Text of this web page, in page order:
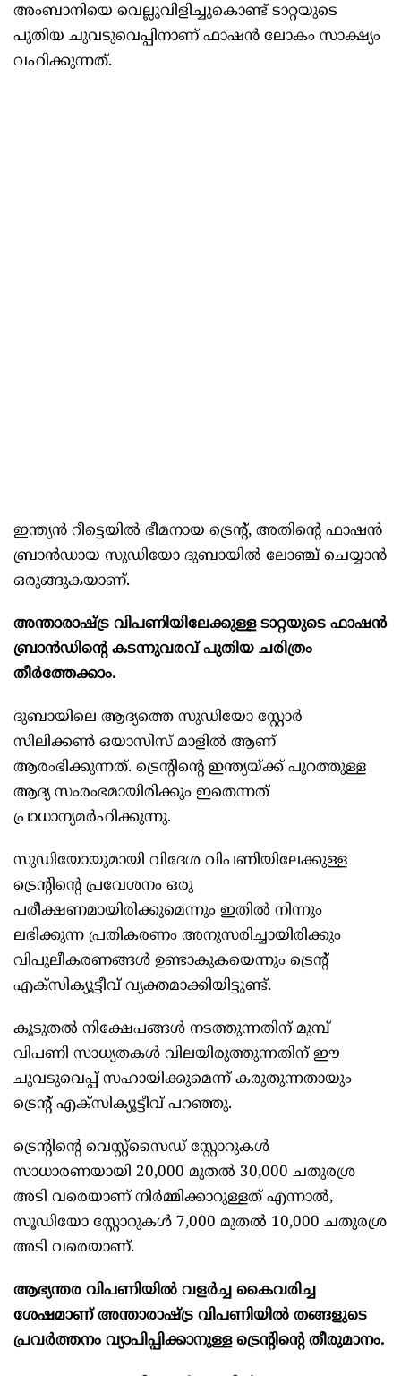
അംബാനിയെ വെല്ലുവിളിച്ചുകൊണ്ട് ടാറ്റയുടെ
പുതിയ ചുവടുവെപ്പിനാണ് ഫാഷൻ ലോകം സാക്ഷ്യം
വഹിക്കുന്നത്.
ഇന്ത്യൻ റീട്ടെയിൽ ഭീമനായ ട്രെൻ്റ്, അതിൻ്റെ ഫാഷൻ
ബ്രാൻഡായ സുഡിയോ ദുബായിൽ ലോഞ്ച് ചെയ്യാൻ
ഒരുങ്ങുകയാണ്.
അന്താരാഷ്ട്ര വിപണിയിലേക്കുള്ള ടാറ്റയുടെ ഫാഷൻ
ബ്രാൻഡിന്റെ കടന്നുവരവ് പുതിയ ചരിത്രം
തീർത്തേക്കാം.
ദുബായിലെ ആദ്യത്തെ സുഡിയോ സ്റ്റോർ
സിലിക്കൺ ഒയാസിസ് മാളിൽ ആണ്
ആരംഭിക്കുന്നത്. ട്രെൻ്റിൻ്റെ ഇന്ത്യയ്ക്ക് പുറത്തുള്ള
ആദ്യ സംരംഭമായിരിക്കും ഇതെന്നത്
പ്രാധാന്യമർഹിക്കുന്നു.
സുഡിയോയുമായി വിദേശ വിപണിയിലേക്കുള്ള
ട്രെൻ്റിൻ്റെ പ്രവേശനം ഒരു
പരീക്ഷണമായിരിക്കുമെന്നും ഇതിൽ നിന്നും
ലഭിക്കുന്ന പ്രതികരണം അനുസരിച്ചായിരിക്കും
വിപുലീകരണങ്ങൾ ഉണ്ടാകുകയെന്നും ട്രെൻ്റ്
എക്സിക്യൂട്ടീവ് വ്യക്തമാക്കിയിട്ടുണ്ട്.
കൂടുതൽ നിക്ഷേപങ്ങൾ നടത്തുന്നതിന് മുമ്പ്
വിപണി സാധ്യതകൾ വിലയിരുത്തുന്നതിന് ഈ
ചുവടുവെപ്പ് സഹായിക്കുമെന്ന് കരുതുന്നതായും
ട്രെൻ്റ് എക്സിക്യൂട്ടീവ് പറഞ്ഞു.
ട്രെൻ്റിൻ്റെ വെസ്റ്റ്സൈഡ് സ്റ്റോറുകൾ
സാധാരണയായി 20,000 മുതൽ 30,000 ചതുരശ്ര
അടി വരെയാണ് നിർമ്മിക്കാറുള്ളത് എന്നാൽ,
സൂഡിയോ സ്റ്റോറുകൾ 7,000 മുതൽ 10,000 ചതുരശ്ര
അടി വരെയാണ്.
ആഭ്യന്തര വിപണിയിൽ വളർച്ച കൈവരിച്ച
ശേഷമാണ് അന്താരാഷ്ട്ര വിപണിയിൽ തങ്ങളുടെ
പ്രവർത്തനം വ്യാപിപ്പിക്കാനുള്ള ട്രെൻ്റിൻ്റെ തീരുമാനം.